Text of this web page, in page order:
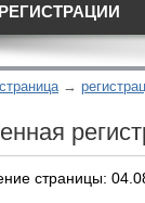
страницы: